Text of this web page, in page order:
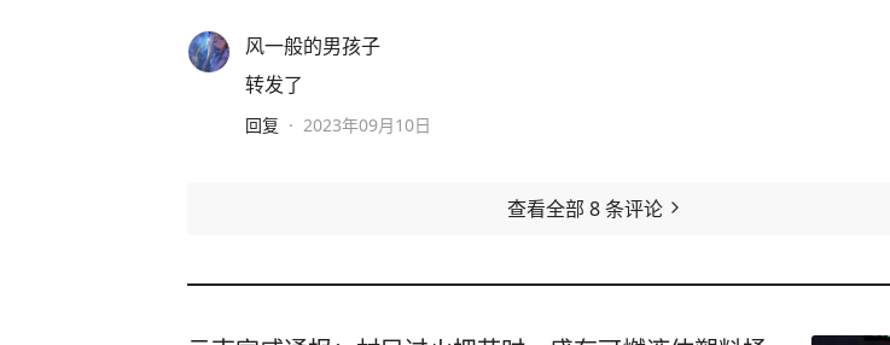
风一般的男孩子
转发了
回复 · 2023年09月10日
查看全部 8条评论